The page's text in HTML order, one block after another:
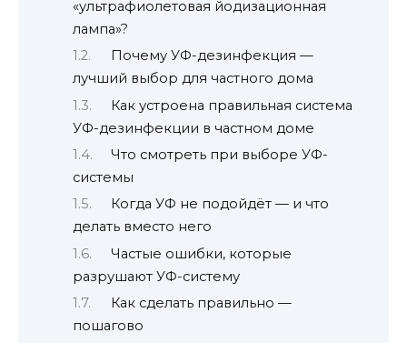
«ультрафиолетовая йодизационная
лампа»?
Почему УФ-дезинфекция —
лучший выбор для частного дома
Как устроена правильная система
УФ-дезинфекции в частном доме
Что смотреть при выборе УФ-
системы
Когда УФ не подойдёт — и что
делать вместо него
Частые ошибки, которые
разрушают УФ-систему
Как сделать правильно —
пошагово